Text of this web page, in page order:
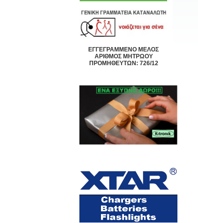
ΕΓΓΕΓΡΑΜΜΕΝΟ ΜΕΛΟΣ
ΑΡΙΘΜΟΣ ΜΗΤΡΩΟΥ
ΠΡΟΜΗΘΕΥΤΩΝ: 726/12